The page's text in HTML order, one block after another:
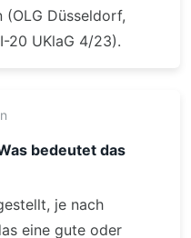
Düsseldorf,
20 UKlaG 4/23).
bedeutet das
je nach
eine gute oder